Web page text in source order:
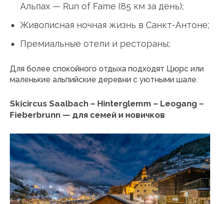
Альпах — Run of Fame (85 км за день);
Живописная ночная жизнь в Санкт-Антоне;
Премиальные отели и рестораны;
Для более спокойного отдыха подходят Цюрс или
маленькие альпийские деревни с уютными шале.
Skicircus Saalbach – Hinterglemm – Leogang –
Fieberbrunn — для семей и новичков